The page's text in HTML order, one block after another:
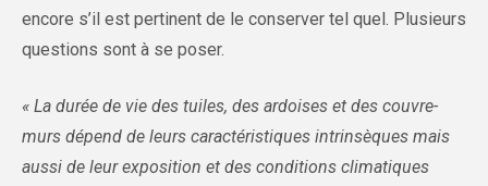
encore s’il est pertinent de le conserver tel quel. Plusieurs
questions sont à se poser.
« La durée de vie des tuiles, des ardoises et des couvre-
murs dépend de leurs caractéristiques intrinsèques mais
aussi de leur exposition et des conditions climatiques